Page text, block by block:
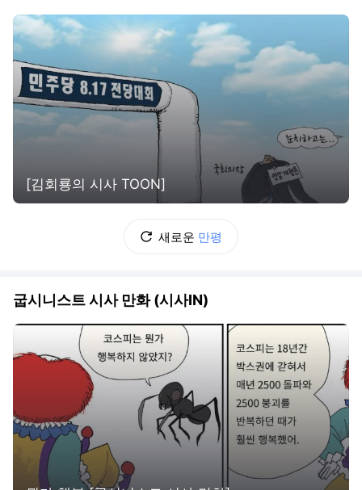
[김회룡의 시사 TOON]
새로운 만평
굽시니스트 시사 만화 (시사IN)